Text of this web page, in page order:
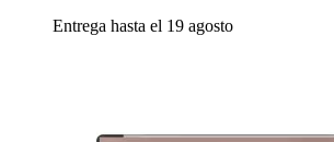
Entrega hasta el 19 agosto